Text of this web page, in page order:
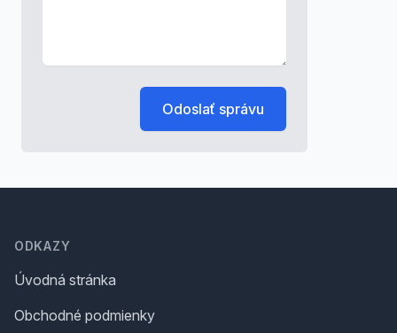
Odoslať správu
ODKAZY
Úvodná stránka
Obchodné podmienky